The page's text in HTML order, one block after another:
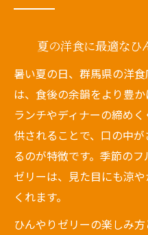
夏の洋食に最適なひ
暑い夏の日、群馬県の洋
は、食後の余韻をより豊
ランチやディナーの締め
供されることで、口の中
るのが特徴です。季節の
ゼリーは、見た目にも涼
くれます。
ひんやりゼリーの楽しみ